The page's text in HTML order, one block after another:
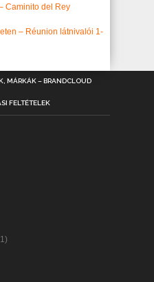
Caminito del Rey
– Réunion látnivalói 1-
MÁRKÁK – BRANDCLOUD
FELTÉTELEK